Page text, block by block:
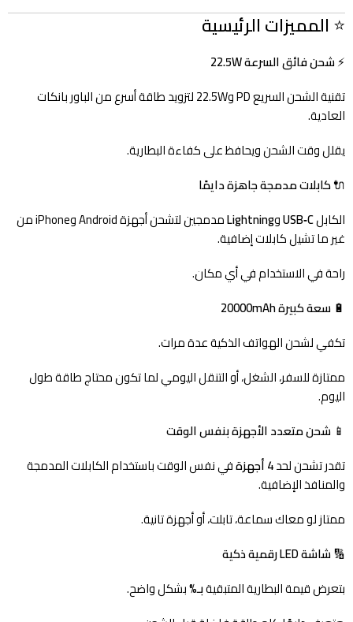
⭐المميزات الرئيسية
⚡شحن فائق السرعة 22.5W
تقنية الشحن السريع PD و22.5W لتزويد طاقة أسرع من الباور بانكات
العادية.
يقلل وقت الشحن ويحافظ على كفاءة البطارية.
🔌كابلات مدمجة جاهزة دايمًا
الكابلUSB‑CوLightning
مدمجين لتشحن أجهزة Android وiPhone من
غير ما تشيل كابلات إضافية.
راحة في الاستخدام في أي مكان.
🔋 سعة كبيرة 20000mAh
تكفي لشحن الهواتف الذكية عدة مرات.
ممتازة للسفر، الشغل، أو التنقل اليومي لما تكون محتاج طاقة طول
اليوم.
📱 شحن متعدد الأجهزة بنفس الوقت
تقدر تشحن لحد4 أجهزة
في نفس الوقت باستخدام الكابلات المدمجة
والمنافذ الإضافية.
ممتاز لو معاك سماعة، تابلت، أو أجهزة تانية.
🔢شاشة LED رقمية ذكية
بتعرض قيمة البطارية المتبقيةبـ%بشكل واضح.